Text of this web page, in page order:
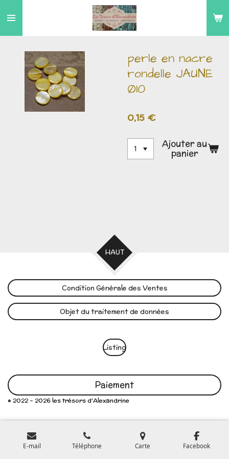
au
perle en nacre
rondelle JAUNE
Ø10
0,15 €
Ajouter au
panier
HAUT
Condition Générale des Ventes
Objet du traitement de données
Listing
Paiement
© 2022 - 2026 les trésors d'Alexandrine
E-mail Téléphone Carte Facebook